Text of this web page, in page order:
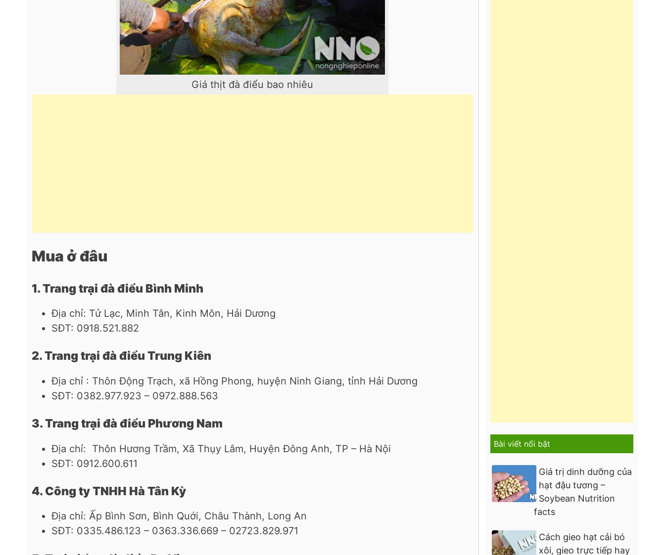
Giá thịt đà điểu bao nhiêu
Mua ở đâu
1. Trang trại đà điểu Bình Minh
Địa chỉ: Tử Lạc, Minh Tân, Kinh Môn, Hải Dương
SĐT: 0918.521.882
2. Trang trại đà điểu Trung Kiên
Địa chỉ : Thôn Động Trạch, xã Hồng Phong, huyện Ninh Giang, tỉnh Hải Dương
SĐT: 0382.977.923 – 0972.888.563
3. Trang trại đà điểu Phương Nam
Địa chỉ: Thôn Hương Trầm, Xã Thụy Lâm, Huyện Đông Anh, TP – Hà Nội
SĐT: 0912.600.611
4. Công ty TNHH Hà Tân Kỳ
Địa chỉ: Ấp Bình Sơn, Bình Quới, Châu Thành, Long An
SĐT: 0335.486.123 – 0363.336.669 – 02723.829.971
Bài viết nổi bật
Giá trị dinh dưỡng của
hạt đậu tương –
Soybean Nutrition
facts
Cách gieo hạt cải bó
xôi, gieo trực tiếp hay